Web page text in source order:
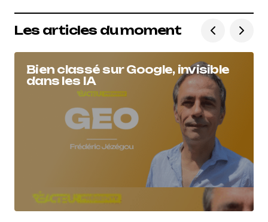
Les articles du moment
Bien classé sur Google, invisible
dans les IA